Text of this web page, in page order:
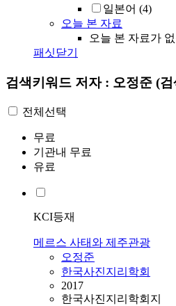
일본어 (4)
오늘 본 자료
오늘 본 자료가
패싯닫기
검색키워드 저자 : 오정준 (검
전체선택
무료
기관내 무료
유료
KCI등재
메르스 사태와 제주관광
오정준
한국사진지리학회
2017
한국사진지리학회지